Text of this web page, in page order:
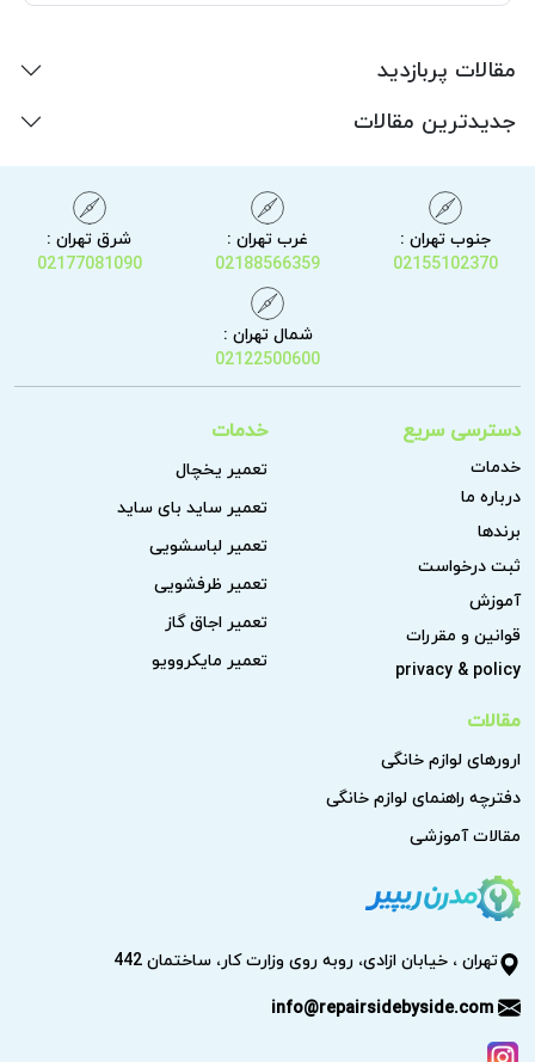
مقالات پربازدید
جدیدترین مقالات
جنوب تهران :
02155102370
غرب تهران :
02188566359
شرق تهران :
02177081090
شمال تهران :
02122500600
دسترسی سریع
خدمات
درباره ما
برندها
ثبت درخواست
آموزش
قوانین و مقررات
privacy & policy
خدمات
تعمیر یخچال
تعمیر ساید بای ساید
تعمیر لباسشویی
تعمیر ظرفشویی
تعمیر اجاق گاز
تعمیر مایکروویو
مقالات
ارورهای لوازم خانگی
دفترچه راهنمای لوازم خانگی
مقالات آموزشی
تهران ، خیابان ازادی، روبه روی وزارت کار، ساختمان 442
info@repairsidebyside.com